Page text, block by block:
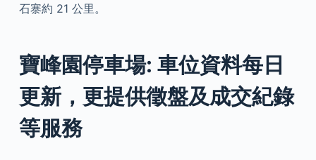
石寨約 21 公里。
寶峰園停車場: 車位資料每日
更新，更提供徵盤及成交紀錄
等服務